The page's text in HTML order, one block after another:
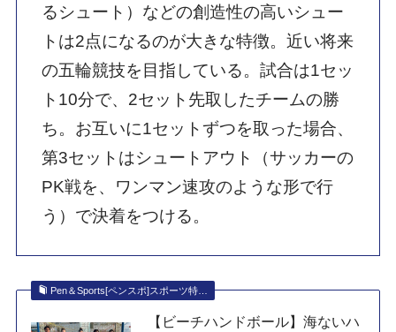
るシュート）などの創造性の高いシュー
トは2点になるのが大きな特徴。近い将来
の五輪競技を目指している。試合は1セッ
ト10分で、2セット先取したチームの勝
ち。お互いに1セットずつを取った場合、
第3セットはシュートアウト（サッカーの
PK戦を、ワンマン速攻のような形で行
う）で決着をつける。
Pen＆Sports[ペンスポ]スポーツ特…
【ビーチハンドボール】海ないハ